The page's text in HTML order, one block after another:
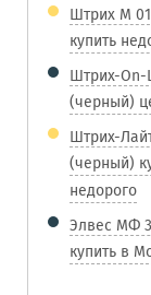
Штрих М
купить
Штрих-On-
(черный)
Штрих-
(черный)
недорого
Элвес МФ
купить в